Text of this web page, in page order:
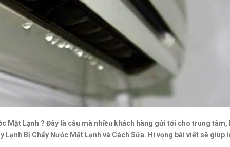
Mặt Lạnh ? Đây là câu mà nhiều khách hàng gửi tới cho trung tâm,
Bị Chẩy Nước Mặt Lạnh và Cách Sửa. Hi vọng bài viết sẽ giúp